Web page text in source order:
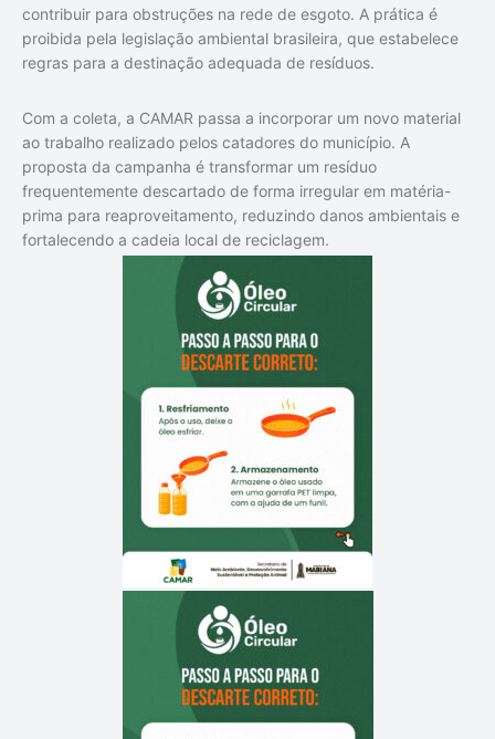
contribuir para obstruções na rede de esgoto. A prática é
proibida pela legislação ambiental brasileira, que estabelece
regras para a destinação adequada de resíduos.
Com a coleta, a CAMAR passa a incorporar um novo material
ao trabalho realizado pelos catadores do município. A
proposta da campanha é transformar um resíduo
frequentemente descartado de forma irregular em matéria-
prima para reaproveitamento, reduzindo danos ambientais e
fortalecendo a cadeia local de reciclagem.